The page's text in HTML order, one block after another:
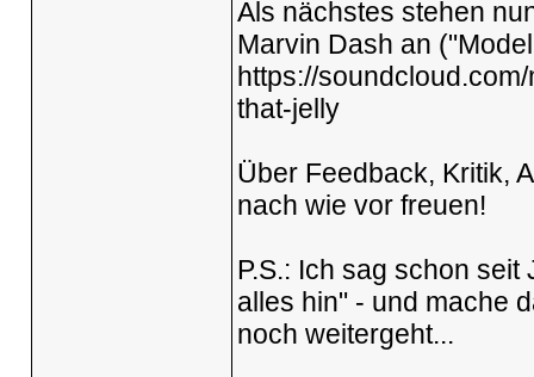
Als nächstes stehen
Marvin Dash an
https://
that-jelly
Über Feedback, Kritik,
nach wie vor freuen!
P.S.: Ich sag schon
alles hin" - und mache
noch weitergeht...